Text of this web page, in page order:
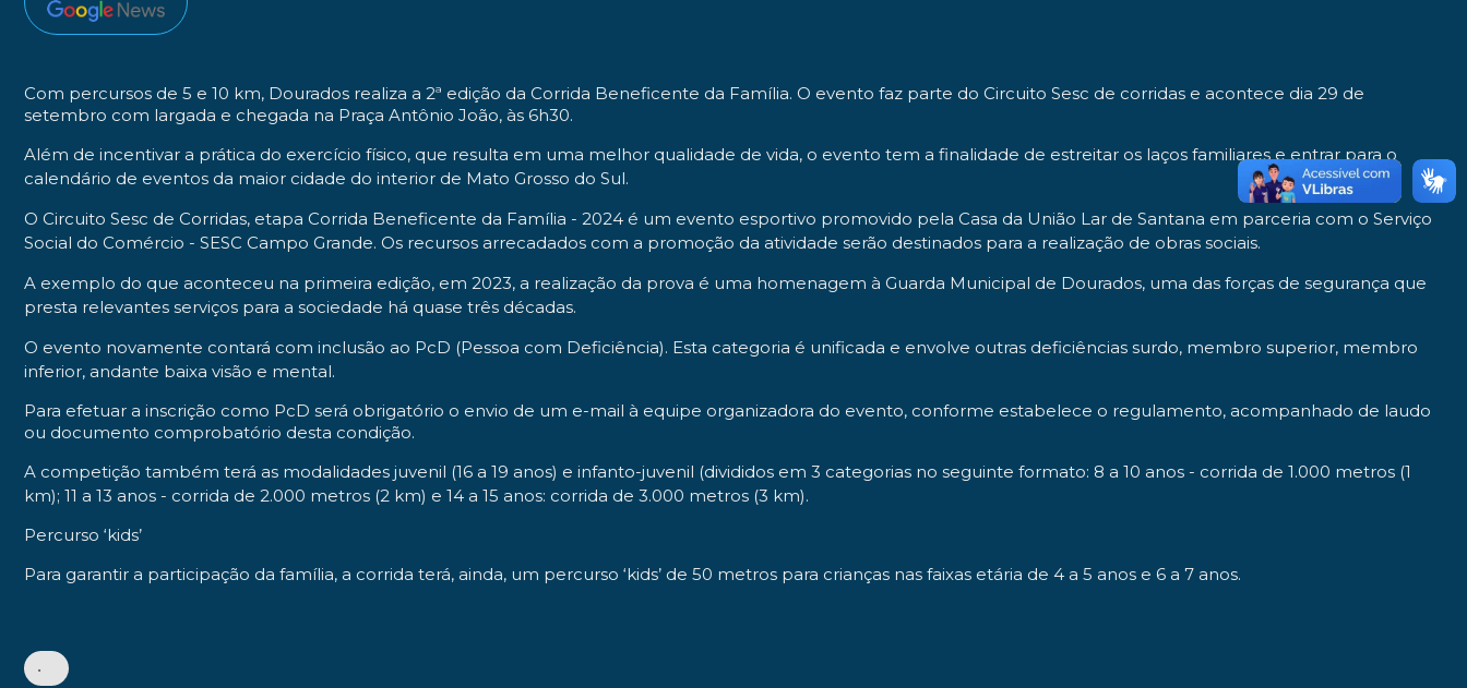
Com percursos de 5 e 10 km, Dourados realiza a 2ª edição da Corrida Beneficente da Família. O evento faz parte do Circuito Sesc de corridas e acontece dia 29 de
setembro com largada e chegada na Praça Antônio João, às 6h30.
Além de incentivar a prática do exercício físico, que resulta em uma melhor qualidade de vida, o evento tem a finalidade de estreitar os laços familiares e entrar para o
calendário de eventos da maior cidade do interior de Mato Grosso do Sul.
O Circuito Sesc de Corridas, etapa Corrida Beneficente da Família - 2024 é um evento esportivo promovido pela Casa da União Lar de Santana em parceria com o Serviço
Social do Comércio - SESC Campo Grande. Os recursos arrecadados com a promoção da atividade serão destinados para a realização de obras sociais.
A exemplo do que aconteceu na primeira edição, em 2023, a realização da prova é uma homenagem à Guarda Municipal de Dourados, uma das forças de segurança que
presta relevantes serviços para a sociedade há quase três décadas.
O evento novamente contará com inclusão ao PcD (Pessoa com Deficiência). Esta categoria é unificada e envolve outras deficiências surdo, membro superior, membro
inferior, andante baixa visão e mental.
Para efetuar a inscrição como PcD será obrigatório o envio de um e-mail à equipe organizadora do evento, conforme estabelece o regulamento, acompanhado de laudo
ou documento comprobatório desta condição.
A competição também terá as modalidades juvenil (16 a 19 anos) e infanto-juvenil (divididos em 3 categorias no seguinte formato: 8 a 10 anos - corrida de 1.000 metros (1
km); 11 a 13 anos - corrida de 2.000 metros (2 km) e 14 a 15 anos: corrida de 3.000 metros (3 km).
Percurso ‘kids’
Para garantir a participação da família, a corrida terá, ainda, um percurso ‘kids’ de 50 metros para crianças nas faixas etária de 4 a 5 anos e 6 a 7 anos.
•